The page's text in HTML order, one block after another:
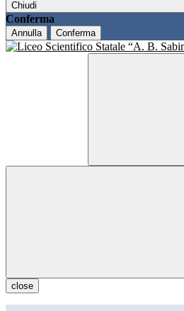
Chiudi
Conferma
Annulla Conferma
close